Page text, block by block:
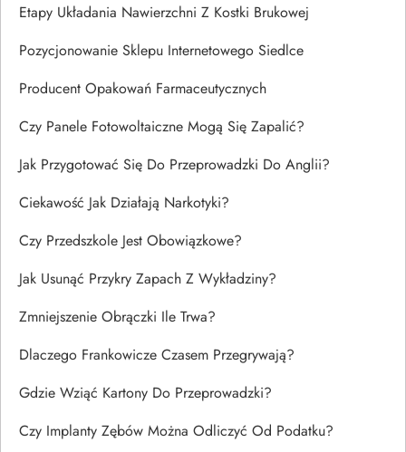
Etapy Układania Nawierzchni Z Kostki Brukowej
Pozycjonowanie Sklepu Internetowego Siedlce
Producent Opakowań Farmaceutycznych
Czy Panele Fotowoltaiczne Mogą Się Zapalić?
Jak Przygotować Się Do Przeprowadzki Do Anglii?
Ciekawość Jak Działają Narkotyki?
Czy Przedszkole Jest Obowiązkowe?
Jak Usunąć Przykry Zapach Z Wykładziny?
Zmniejszenie Obrączki Ile Trwa?
Dlaczego Frankowicze Czasem Przegrywają?
Gdzie Wziąć Kartony Do Przeprowadzki?
Czy Implanty Zębów Można Odliczyć Od Podatku?